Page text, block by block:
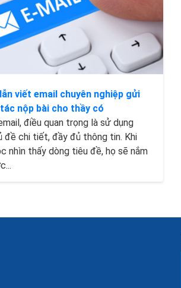
viết email chuyên nghiệp gửi
nộp bài cho thầy có
điều quan trọng là sử dụng
đề chi tiết, đầy đủ thông tin. Khi
nhìn thấy dòng tiêu đề, họ sẽ nắm